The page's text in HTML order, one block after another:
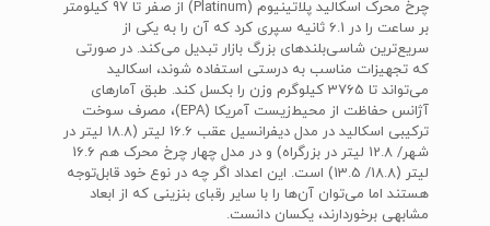
چرخ محرک اسکالید پلاتینیوم (Platinum) از صفر تا 97 کیلومتر
بر ساعت را در 6.1 ثانیه سپری کرد که آن را به یکی از
سریع‌ترین شاسی‌بلند‌های بزرگ بازار تبدیل می‌کند. در صورتی
که تجهیزات مناسب به درستی استفاده شوند، اسکالید
می‌تواند تا 3765 کیلوگرم وزن را بکسل کند. طبق آمارهای
آژانس حفاظت از محیط‌زیست آمریکا (EPA)، مصرف سوخت
ترکیبی اسکالید در مدل دیفرانسیل عقب 16.6 لیتر (18.8 لیتر در
شهر/ 12.8 لیتر در بزرگراه) و در مدل چهار چرخ محرک هم 16.6
لیتر (18.8/ 13.5) است. این اعداد اگر چه در نوع خود قابل‌توجه
هستند اما می‌توان آن‌ها را با سایر رقبای بنزینی که از ابعاد
مشابهی برخوردارند، یکسان دانست.